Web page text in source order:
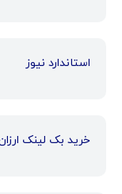
استاندارد نیوز
خرید بک لینک